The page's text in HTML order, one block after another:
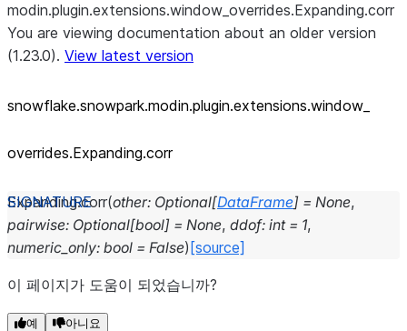
modin.plugin.extensions.window_overrides.Expanding.corr
You are viewing documentation about an older version
(1.23.0). View latest version
snowflake.snowpark.modin.plugin.extensions.window_
overrides.Expanding.corr
Expanding.corr(other: Optional[DataFrame] = None,
pairwise: Optional[bool] = None, ddof: int = 1,
numeric_only: bool = False) [source]
이 페이지가 도움이 되었습니까?
예 아니요